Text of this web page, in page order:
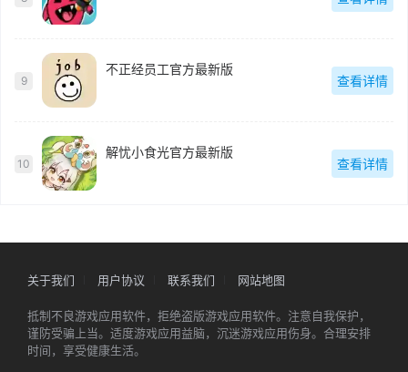
9
不正经员工官方最新版
查看详情
10
解忧小食光官方最新版
查看详情
关于我们 用户协议 联系我们 网站地图
抵制不良游戏应用软件，拒绝盗版游戏应用软件。注意自我保护，
谨防受骗上当。适度游戏应用益脑，沉迷游戏应用伤身。合理安排
时间，享受健康生活。